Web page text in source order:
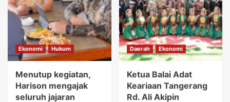
Ekonomi Hukum
Menutup kegiatan,
Harison mengajak
seluruh jajaran
Daerah Ekonomi
Ketua Balai Adat
Keariaan Tangerang
Rd. Ali Akipin